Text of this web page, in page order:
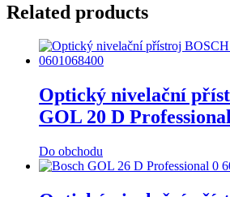
Related products
Optický nivelační
GOL 20 D
Do obchodu